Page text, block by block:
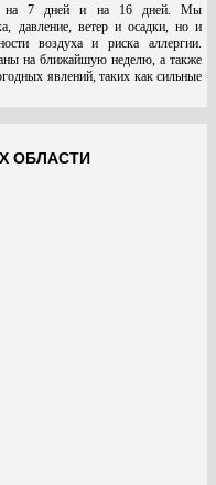
на 7 дней и на 16 дней. Мы
давление, ветер и осадки, но и
воздуха и риска аллергии.
на ближайшую неделю, а также
явлений, таких как сильные
ОБЛАСТИ